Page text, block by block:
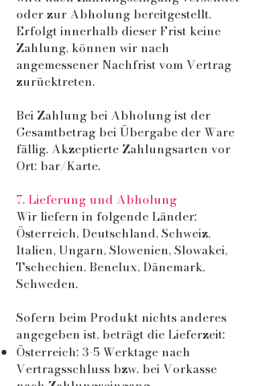
oder zur Abholung bereitgestellt.
Erfolgt innerhalb dieser Frist keine
Zahlung, können wir nach
angemessener Nachfrist vom Vertrag
zurücktreten.
Bei Zahlung bei Abholung ist der
Gesamtbetrag bei Übergabe der Ware
fällig. Akzeptierte Zahlungsarten vor
Ort: bar/Karte.
7. Lieferung und Abholung
Wir liefern in folgende Länder:
Österreich, Deutschland, Schweiz,
Italien, Ungarn, Slowenien, Slowakei,
Tschechien, Benelux, Dänemark,
Schweden.
Sofern beim Produkt nichts anderes
angegeben ist, beträgt die Lieferzeit:
Österreich: 3-5 Werktage nach
Vertragsschluss bzw. bei Vorkasse